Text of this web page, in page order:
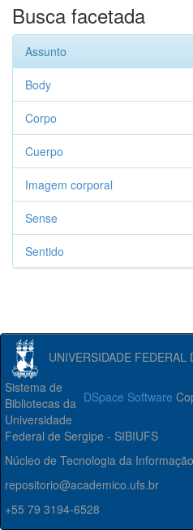
Busca facetada
Assunto
Body
Corpo
Cuerpo
Imagem corporal
Sense
Sentido
UNIVERSIDADE FEDERAL
DSpace Software
Sistema de
Bibliotecas da
Universidade
Federal de Sergipe - SIBIUFS
Núcleo de Tecnologia da
repositorio@academico.ufs.br
+55 79 3194-6528